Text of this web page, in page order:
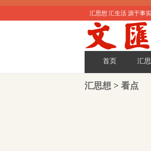
汇思想 汇生活 源于事
首页 汇
汇思想 > 看点